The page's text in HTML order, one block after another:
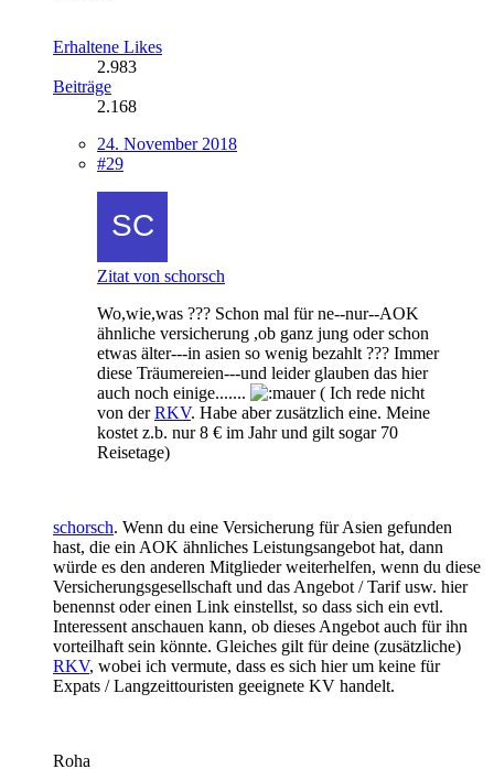
Erhaltene Likes
2.983
Beiträge
2.168
24. November 2018
#29
Zitat von schorsch
Wo,wie,was ??? Schon mal für ne--nur--AOK
ähnliche versicherung ,ob ganz jung oder schon
etwas älter---in asien so wenig bezahlt ??? Immer
diese Träumereien---und leider glauben das hier
auch noch einige.......
( Ich rede nicht
von derRKV. Habe aber zusätzlich eine. Meine
kostet z.b. nur 8 € im Jahr und gilt sogar 70
Reisetage)
schorsch. Wenn du eine Versicherung für Asien gefunden
hast, die ein AOK ähnliches Leistungsangebot hat, dann
würde es den anderen Mitglieder weiterhelfen, wenn du diese
Versicherungsgesellschaft und das Angebot / Tarif usw. hier
benennst oder einen Link einstellst, so dass sich ein evtl.
Interessent anschauen kann, ob dieses Angebot auch für ihn
vorteilhaft sein könnte. Gleiches gilt für deine (zusätzliche)
RKV, wobei ich vermute, dass es sich hier um keine für
Expats / Langzeittouristen geeignete KV handelt.
Roha